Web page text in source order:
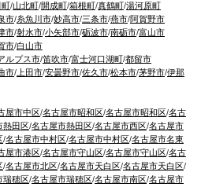
町/山北町/開成町/箱根町/真鶴町/湯河原町
市/糸魚川市/妙高市/三条市/燕市/阿賀野市
市/射水市/小矢部市/砺波市/南砺市/富山市
市/白山市
ルプス市/笛吹市/富士河口湖町/都留市
市/ 上田市/安曇野市/佐久市/松本市/茅野市/伊那
屋市中区/名古屋市昭和区/名古屋市昭和区/名古
熱田区/名古屋市熱田区/名古屋市西区/名古屋市
/名古屋市中村区/名古屋市中村区/名古屋市名東
屋市港区/名古屋市守山区/名古屋市守山区/名古
/名古屋市北区/名古屋市天白区/名古屋市天白区/
瑞穂区/名古屋市瑞穂区/名古屋市南区/名古屋市